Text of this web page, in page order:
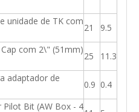
unidade de TK com
21 9.5
com 2\" (51mm)
25 11.3
adaptador de
0.9 0.4
Bit (AW Box - 4